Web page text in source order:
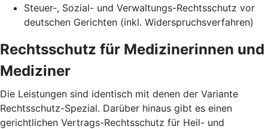
Steuer-, Sozial- und Verwaltungs-Rechtsschutz vor
deutschen Gerichten (inkl. Widerspruchsverfahren)
Rechtsschutz für Medizinerinnen und
Mediziner
Die Leistungen sind identisch mit denen der Variante
Rechtsschutz-Spezial. Darüber hinaus gibt es einen
gerichtlichen Vertrags-Rechtsschutz für Heil- und